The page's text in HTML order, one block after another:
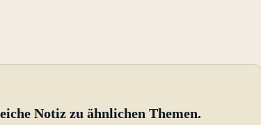
Notiz zu ähnlichen Themen.